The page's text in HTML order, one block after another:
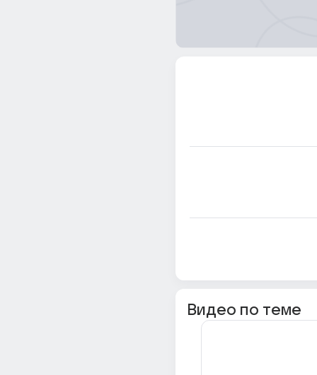
Видео по теме